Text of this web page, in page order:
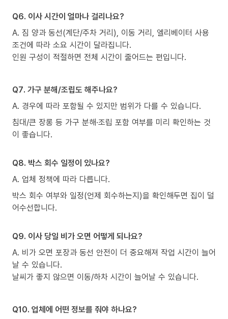
Q6. 이사 시간이 얼마나 걸리나요?
A. 짐 양과 동선(계단/주차 거리), 이동 거리, 엘리베이터 사용
조건에 따라 소요 시간이 달라집니다.
인원 구성이 적절하면 전체 시간이 줄어드는 편입니다.
Q7. 가구 분해/조립도 해주나요?
A. 경우에 따라 포함될 수 있지만 범위가 다를 수 있습니다.
침대/큰 장롱 등 가구 분해·조립 포함 여부를 미리 확인하는 것
이 좋습니다.
Q8. 박스 회수 일정이 있나요?
A. 업체 정책에 따라 다릅니다.
박스 회수 여부와 일정(언제 회수하는지)을 확인해두면 집이 덜
어수선합니다.
Q9. 이사 당일 비가 오면 어떻게 되나요?
A. 비가 오면 포장과 동선 안전이 더 중요해져 작업 시간이 늘어
날 수 있습니다.
날씨가 좋지 않으면 이동/하차 시간이 늘어날 수 있습니다.
Q10. 업체에 어떤 정보를 줘야 하나요?